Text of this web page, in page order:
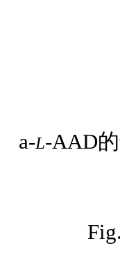
a-L-AAD